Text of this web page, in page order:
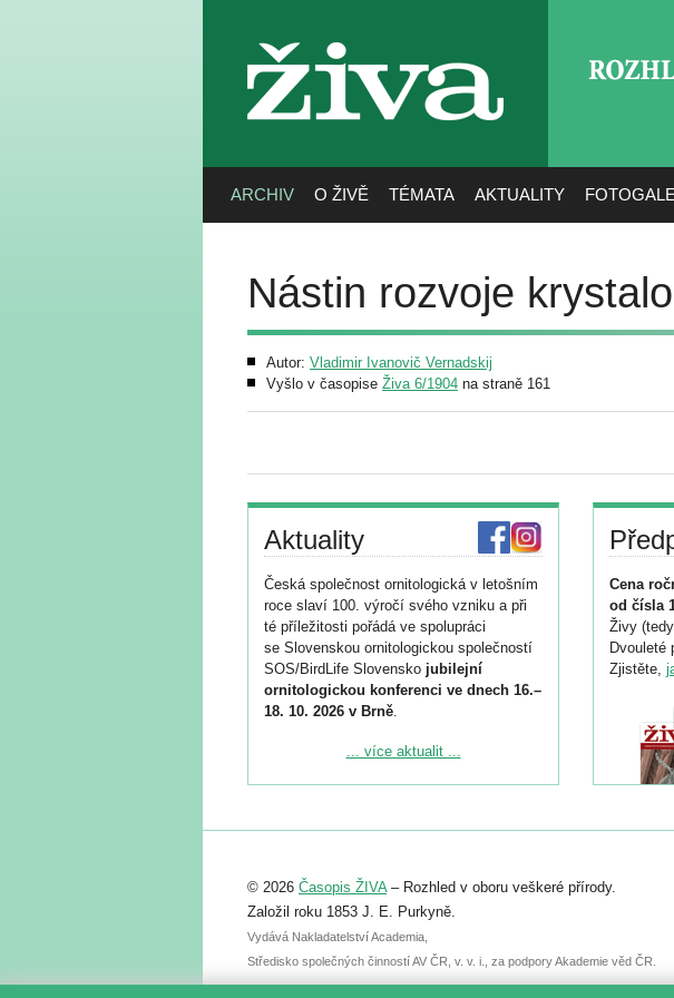
živa
ARCHIV O ŽIVĚ TÉMATA AKTUALITY
Nástin rozvoje
Autor: Vladimir Ivanovič Vernadskij
Vyšlo v časopise Živa 6/1904 na straně 161
Aktuality
Česká společnost ornitologická v letošním
roce slaví 100. výročí svého vzniku a při
té příležitosti pořádá ve spolupráci
se Slovenskou ornitologickou společností
SOS/BirdLife Slovensko jubilejní
ornitologickou konferenci ve dnech 16.–
18. 10. 2026 v Brně.
Podrobnější informace ke konferenci
Registrovat se můžete do 6. září.
abstraktu přihlášené přednášky nebo
posteru je už 30. června.
... více aktualit ...
Cena
od čísla
Živy
Dvouleté
Zjistěte,
© 2026 Časopis ŽIVA– Rozhled v oboru veškeré přírody.
Založil roku 1853 J. E. Purkyně.
Vydává Nakladatelství Academia,
Středisko společných činností AV ČR, v. v. i., za podpory Akademie věd ČR.